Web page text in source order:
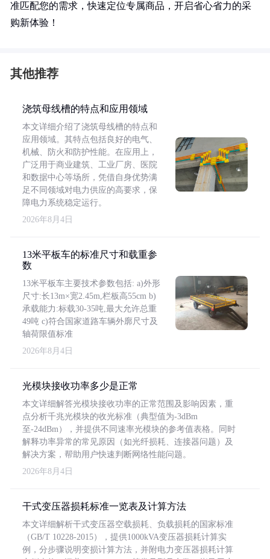
准匹配您的需求，快速定位专属商品，开启省心省力的采
购新体验！
其他推荐
浇筑母线槽的特点和应用领域
本文详细介绍了浇筑母线槽的特点和
应用领域。其特点包括良好的电气、
机械、防火和防护性能。在应用上，
广泛用于商业建筑、工业厂房、医院
和数据中心等场所，凭借自身优势满
足不同领域对电力供应的高要求，保
障电力系统稳定运行。
2026年8月4日
13米平板车的标准尺寸和载重参
数
13米平板车主要技术参数包括: a)外形
尺寸:长13m×宽2.45m,栏板高55cm b)
承载能力:标载30-35吨,最大允许总重
49吨 c)符合国家道路车辆外廓尺寸及
轴荷限值标准
2026年8月4日
光模块接收功率多少是正常
本文详细解答光模块接收功率的正常范围及影响因素，重
点分析千兆光模块的收光标准（典型值为-3dBm
至-24dBm），并提供不同速率光模块的参考值表格。同时
解释功率异常的常见原因（如光纤损耗、连接器问题）及
解决方案，帮助用户快速判断网络性能问题。
2026年8月4日
干式变压器损耗标准一览表及计算方法
本文详细解析干式变压器空载损耗、负载损耗的国家标准
（GB/T 10228-2015），提供1000kVA变压器损耗计算实
例，分步骤说明变损计算方法，并附电力变压器损耗计算